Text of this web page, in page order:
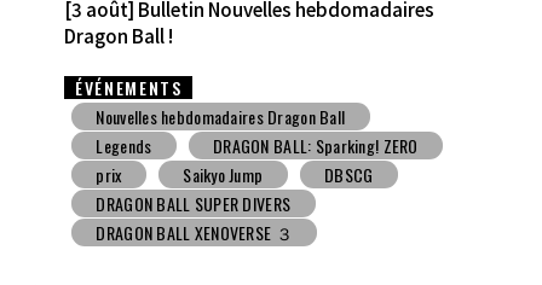
[27 juillet] Bulletin Nouvelles hebdomadaires
Dragon Ball !
ÉVÉNEMENTS
Nouvelles hebdomadaires Dragon Ball
Jouet avec une friandise
V Jump
DBSCG
DRAGON BALL SUPER DIVERS
DRAGON BALL XENOVERSE ３
DRAGON BALL GEKISHIN SQUADRA